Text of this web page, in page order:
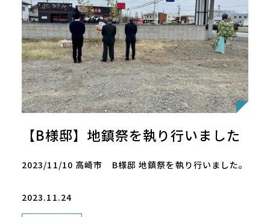
【B様邸】地鎮祭を執り行いました
2023/11/10 高崎市 B様邸 地鎮祭を執り行いました。
2023.11.24